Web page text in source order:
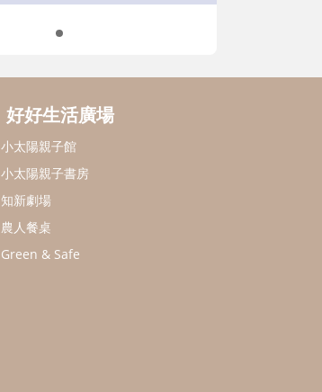
好好生活廣場
小太陽親子館
小太陽親子書房
知新劇場
農人餐桌
Green & Safe